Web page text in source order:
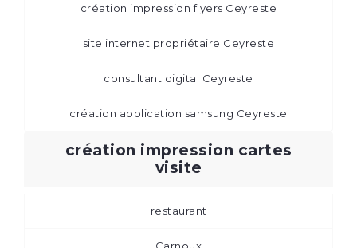
création impression flyers Ceyreste
site internet propriétaire Ceyreste
consultant digital Ceyreste
création application samsung Ceyreste
création impression cartes
visite
restaurant
Carnoux